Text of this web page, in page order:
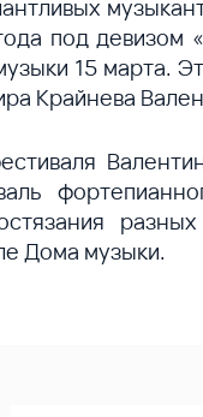
под девизом
15 марта.
Крайнева
Дома музыки.